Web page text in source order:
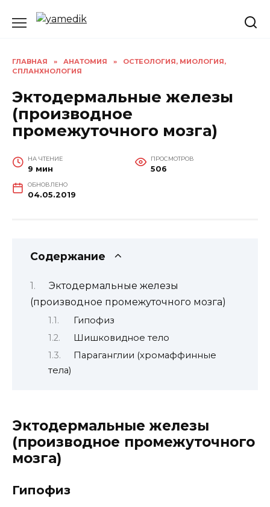
ГЛАВНАЯ » АНАТОМИЯ »
ОСТЕОЛОГИЯ, МИОЛОГИЯ,
СПЛАНХНОЛОГИЯ
Эктодермальные железы
(производное
промежуточного мозга)
НА ЧТЕНИЕ
9 мин
ПРОСМОТРОВ
506
ОБНОВЛЕНО
04.05.2019
Содержание
Эктодермальные железы
(производное промежуточного мозга)
Гипофиз
Шишковидное тело
Параганглии (хромаффинные
тела)
Эктодермальные железы
(производное промежуточного
мозга)
Гипофиз